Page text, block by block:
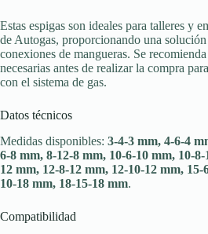
Estas espigas son ideales para talleres y
de Autogas, proporcionando una
conexiones de mangueras. Se
necesarias antes de realizar la compra
con el sistema de gas.
Datos técnicos
Medidas disponibles: 3-4-3 mm, 4-6-4
6-8 mm, 8-12-8 mm, 10-6-10 mm, 10-
12 mm, 12-8-12 mm, 12-10-12 mm,
10-18 mm, 18-15-18 mm.
Compatibilidad